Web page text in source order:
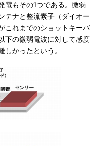
電もその1つである。微弱
テナと整流素子（ダイオー
これまでのショットキーバ
下の微弱電波に対して感度
かったという。